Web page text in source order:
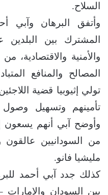
السلاح.
وأتفق البرهان وآبي
المشترك بين
والأمنية والاقتصادية،
المصالح والمنافع
تولي إثيوبيا قضية
تأمينهم وتسهيل وصول
وأوضح آبي أنهم يسعون
من السودانيين
مليشيا فانو.
كذلك جدد آبي أحمد
بين السودان